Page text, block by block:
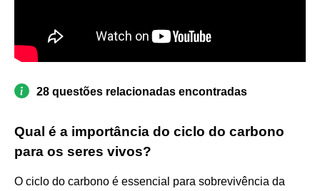
28 questões relacionadas encontradas
Qual é a importância do ciclo do carbono
para os seres vivos?
O ciclo do carbono é essencial para sobrevivência da